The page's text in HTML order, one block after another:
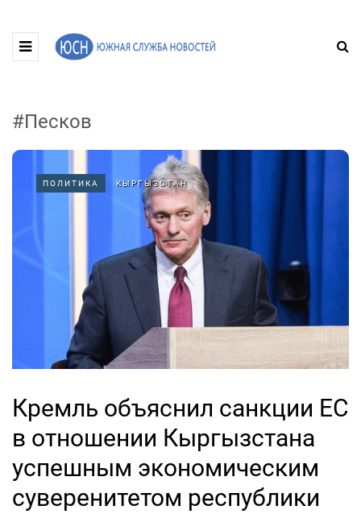
#Песков
ПОЛИТИКА КЫРГЫЗСТАН
Кремль объяснил санкции ЕС
в отношении Кыргызстана
успешным экономическим
суверенитетом республики